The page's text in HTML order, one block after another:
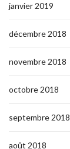
janvier 2019
décembre 2018
novembre 2018
octobre 2018
septembre 2018
août 2018